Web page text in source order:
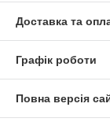
Доставка та
Графік роботи
Повна версія